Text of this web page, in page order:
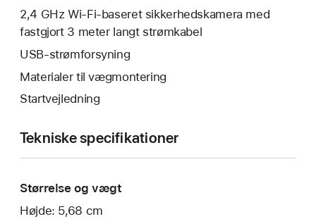
2,4 GHz Wi-Fi-baseret sikkerhedskamera med
fastgjort 3 meter langt strømkabel
USB-strømforsyning
Materialer til vægmontering
Startvejledning
Tekniske specifikationer
Størrelse og vægt
Højde: 5,68 cm